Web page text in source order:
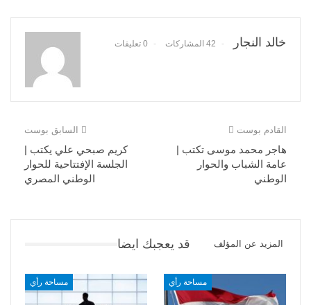
خالد النجار 42 المشاركات 0 تعليقات
السابق بوست
كريم صبحي علي يكتب |
الجلسة الإفتتاحية للحوار
الوطني المصري
القادم بوست
هاجر محمد موسى تكتب |
عامة الشباب والحوار
الوطني
قد يعجبك ايضا المزيد عن المؤلف
مساحة رأي مساحة رأي